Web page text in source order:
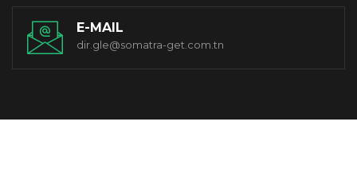
E-MAIL
dir.gle@somatra-get.com.tn